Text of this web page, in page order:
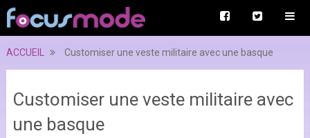
ACCUEIL Customiser une veste militaire avec une basque
Customiser une veste militaire avec
une basque